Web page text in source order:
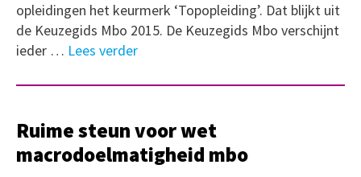
opleidingen het keurmerk ‘Topopleiding’. Dat blijkt uit
de Keuzegids Mbo 2015. De Keuzegids Mbo verschijnt
ieder … Lees verder
Ruime steun voor wet
macrodoelmatigheid mbo